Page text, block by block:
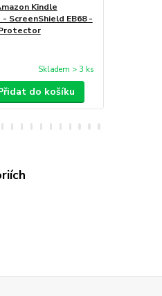
Kindle
ScreenShield EB68 -
Skladem > 3 ks
do košíku